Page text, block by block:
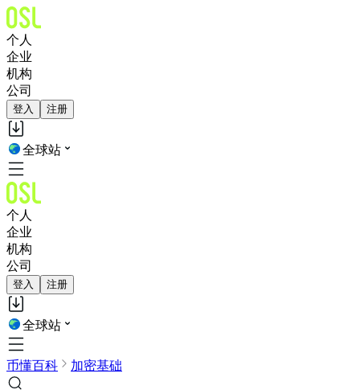
个人
企业
机构
公司
登入 注册
全球站
个人
企业
机构
公司
登入 注册
全球站
币懂百科 加密基础